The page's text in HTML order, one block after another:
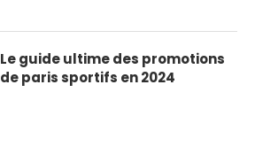
Le guide ultime des promotions
de paris sportifs en 2024